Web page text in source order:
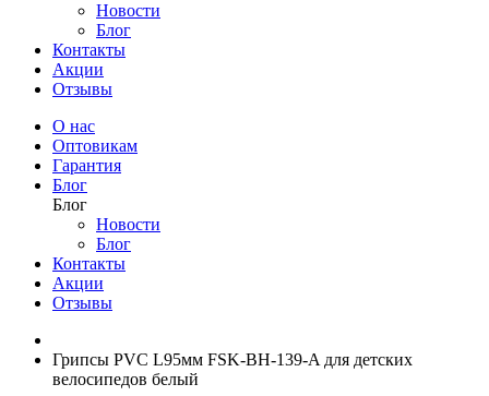
Новости
Блог
Контакты
Акции
Отзывы
О нас
Оптовикам
Гарантия
Блог
Блог
Новости
Блог
Контакты
Акции
Отзывы
Грипсы PVC L95мм FSK-BH-139-A для детских
велосипедов белый